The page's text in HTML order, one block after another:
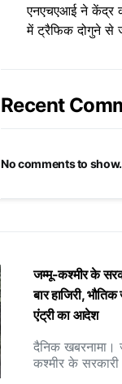
एनएचएआई ने केंद्र
में ट्रैफिक दोगुने से
Recent
No comments to show.
जम्मू-कश्मीर के
बार हाजिरी,
एंट्री का आदेश
दैनिक
कश्मीर के